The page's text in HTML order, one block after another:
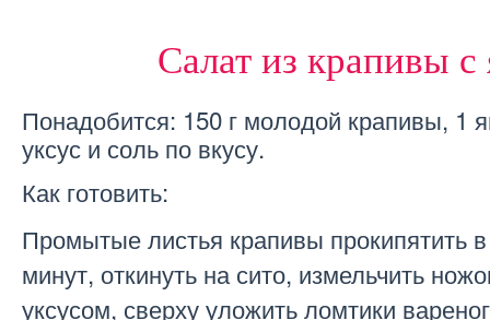
Салат из крапивы
Понадобится: 150 г молодой крапивы, 1
уксус и соль по вкусу.
Как готовить:
Промытые листья крапивы прокипятить
минут, откинуть на сито, измельчить
уксусом, сверху уложить ломтики